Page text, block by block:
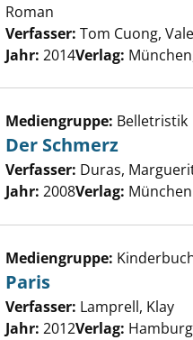
Details von Das
Roman
Verfasser: Tom Cuong,
Jahr: 2014Verlag:
Details von Der
Mediengruppe: Belletristik
Der Schmerz
Verfasser: Duras,
Jahr: 2008Verlag:
Details von Paris
Mediengruppe:
Paris
Verfasser: Lamprell, Klay
Jahr: 2012Verlag: